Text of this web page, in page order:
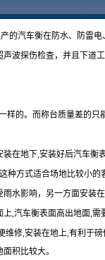
的汽车衡在防水、防雷电
波探伤检查，并且下道
样的。而称台质量差的
装在地下,安装好后汽车衡
种方式适合场地比较小的
水影响，另一方面安装
上,汽车衡表面高出地面,需
维修,安装在地上,有利于
积比较大。